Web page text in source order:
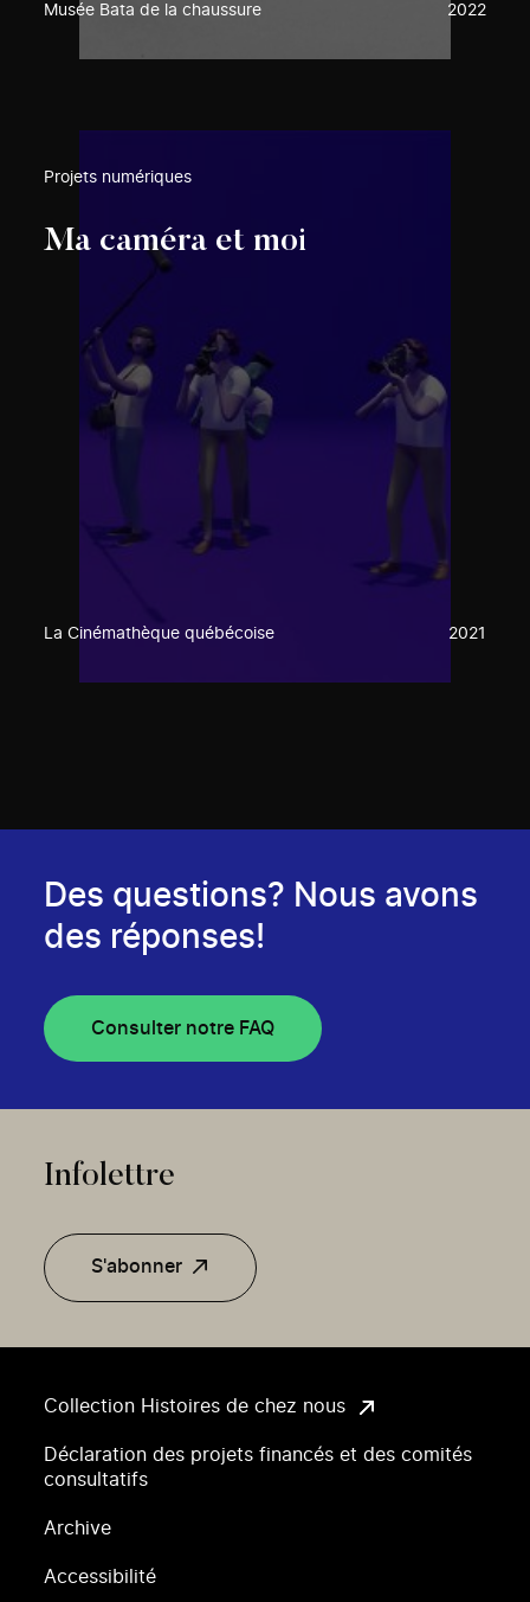
Musée Bata de la chaussure 2022
Projets numériques
Ma caméra et moi
La Cinémathèque québécoise 2021
Collection Histoires de chez nous
Déclaration des projets financés et des comités
consultatifs
Archive
Accessibilité
Des questions? Nous avons
des réponses!
Consulter notre FAQ
Infolettre
S'abonner